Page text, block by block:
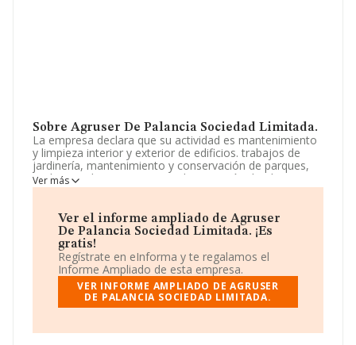
Sobre Agruser De Palancia Sociedad Limitada.
La empresa declara que su actividad es mantenimiento
y limpieza interior y exterior de edificios. trabajos de
jardinería, mantenimiento y conservación de parques,
jardines y elementos anejos. la ejecución de obra,
pública o privada, mantenimiento, conservación y
todo ello por cuenta. La empresa está registrada como
Sociedad Limitada. Tiene CNAE: 8130 - 'Actividades de
jardinería'. La sociedad no tiene actividad en mercados
exteriores.
Acerca de los empleados, ha contado con una
reducción del 17% y teniendo en cuenta la información
a disposición de INFORMA, ha contado con un número
Ver más
Ver el informe ampliado de Agruser
De Palancia Sociedad Limitada. ¡Es
gratis!
Regístrate en eInforma y te regalamos el
Informe Ampliado de esta empresa.
VER INFORME AMPLIADO DE AGRUSER
DE PALANCIA SOCIEDAD LIMITADA.